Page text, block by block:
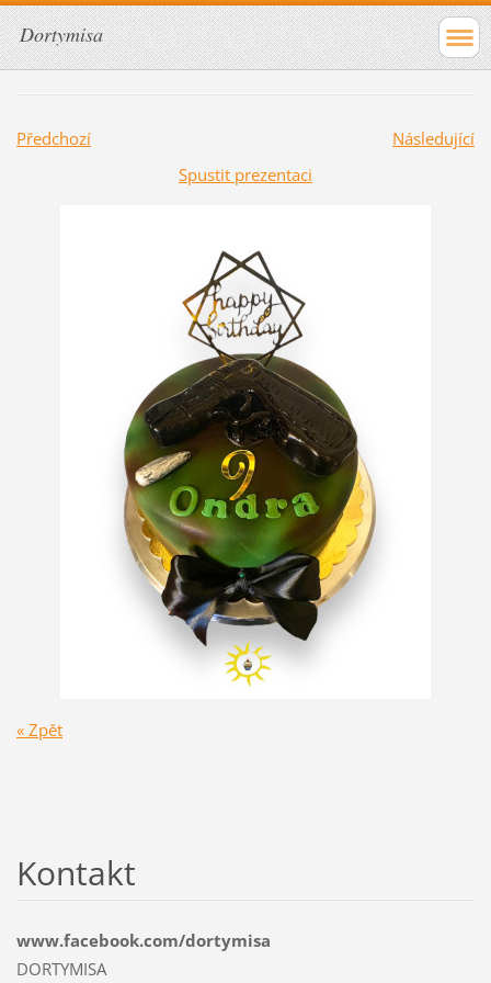
Dortymisa
Předchozí
Následující
Spustit prezentaci
« Zpět
Kontakt
www.facebook.com/dortymisa
DORTYMISA